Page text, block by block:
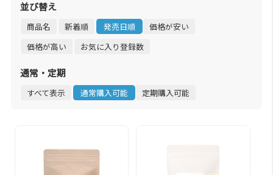
並び替え
商品名 新着順 発売日順
価格が安い
価格が高い
お気に入り登録数
通常・定期
すべて表示 通常購入可能 定期購入可能